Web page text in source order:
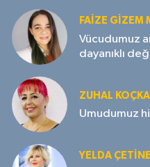
FAIZE GIZEM
Vücudumuz
dayanıklı
ZUHAL
Umudumuz
YELDA